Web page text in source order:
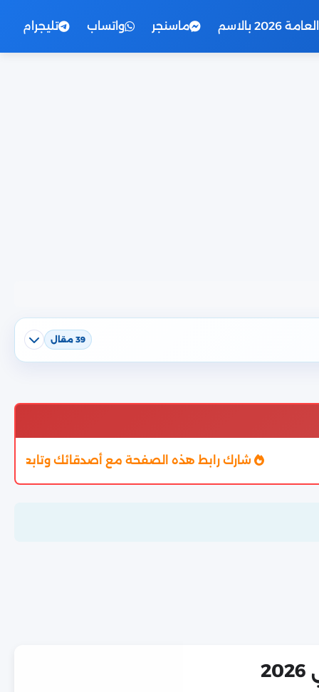
بالاسم ماسنجر واتساب تليجرام
39 مقال
شارك رابط هذه الصفحة مع أصدقائك وتابعوا النتيجة من